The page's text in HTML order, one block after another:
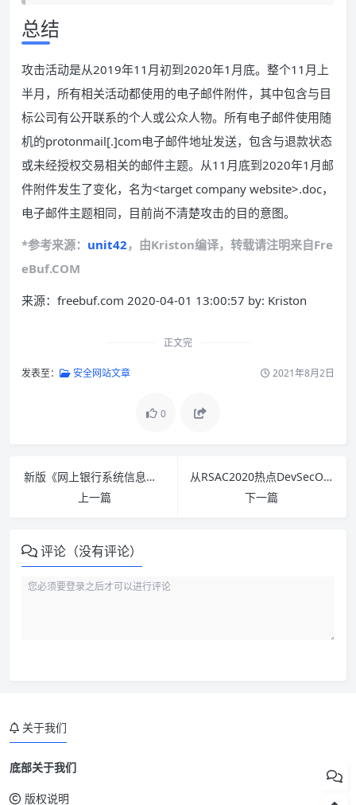
总结
攻击活动是从2019年11月初到2020年1月底。整个11月上
半月，所有相关活动都使用的电子邮件附件，其中包含与目
标公司有公开联系的个人或公众人物。所有电子邮件使用随
机的protonmail[.]com电子邮件地址发送，包含与退款状态
或未经授权交易相关的邮件主题。从11月底到2020年1月邮
件附件发生了变化，名为<target company website>.doc，
电子邮件主题相同，目前尚不清楚攻击的目的意图。
*参考来源： unit42，由Kriston编译，转载请注明来自Fre
eBuf.COM
来源：freebuf.com 2020-04-01 13:00:57 by: Kriston
正文完
发表至： 安全网站文章 2021年8月2日
0
新版《网上银行系统信息安全通用规范》提出这些安全新要求 – 作者:梆梆安全
上一篇
从RSAC2020热点DevSecOps，看上海控安自动化安全漏洞扫描工具 – 作者:shanghaikongan
下一篇
评论（没有评论）
关于我们
底部关于我们
版权说明